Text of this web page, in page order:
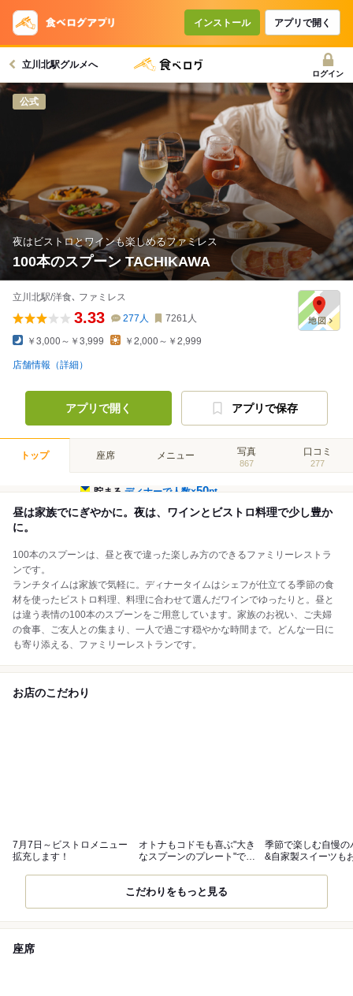
インストール アプリで開く
立川北駅グルメへ
ログイン
公式
夜はビストロとワインも楽しめるファミレス
100本のスプーン TACHIKAWA
立川北駅/洋食､ ファミレス
3.33 277 人 7261 人
￥3,000～￥3,999 ￥2,000～￥2,999
店舗情報（詳細）
アプリで開く アプリで保存
トップ 座席 メニュー 写真
867
口コミ
277
貯まるディナーで人数×50pt
昼は家族でにぎやかに。夜は、ワインとビストロ料理で少し豊か
に。
100本のスプーンは、昼と夜で違った楽しみ方のできるファミリーレストラ
ンです。
ランチタイムは家族で気軽に。ディナータイムはシェフが仕立てる季節の食
材を使ったビストロ料理、料理に合わせて選んだワインでゆったりと。昼と
は違う表情の100本のスプーンをご用意しています。家族のお祝い、ご夫婦
の食事、ご友人との集まり、一人で過ごす穏やかな時間まで。どんな一日に
も寄り添える、ファミリーレストランです。
お店のこだわり
7月7日～ビストロメニュー
拡充します！
オトナもコドモも喜ぶ"大き
なスプーンのプレート"でお
季節で楽しむ自慢の
&自家製スイーツも
こだわりをもっと見る
座席